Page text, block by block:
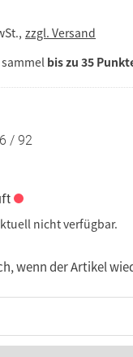
zzgl. Versand
bis zu 35
/ 92
nicht verfügbar.
wenn der Artikel